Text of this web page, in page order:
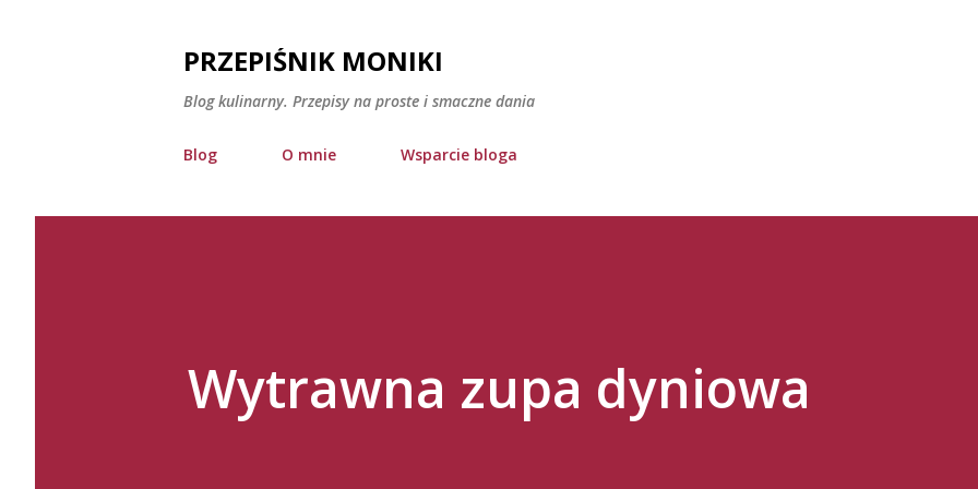
PRZEPIŚNIK MONIKI
Blog kulinarny. Przepisy na proste i smaczne dania
Blog O mnie Wsparcie bloga
Wytrawna zupa dyniowa